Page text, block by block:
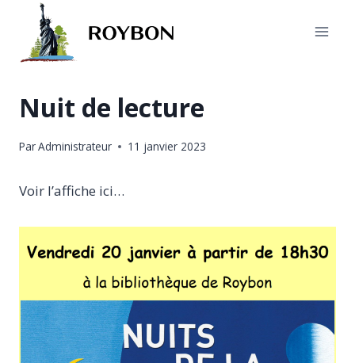
contenu
Nuit de lecture
ParAdministrateur 11 janvier 2023
Voir l’affiche ici…